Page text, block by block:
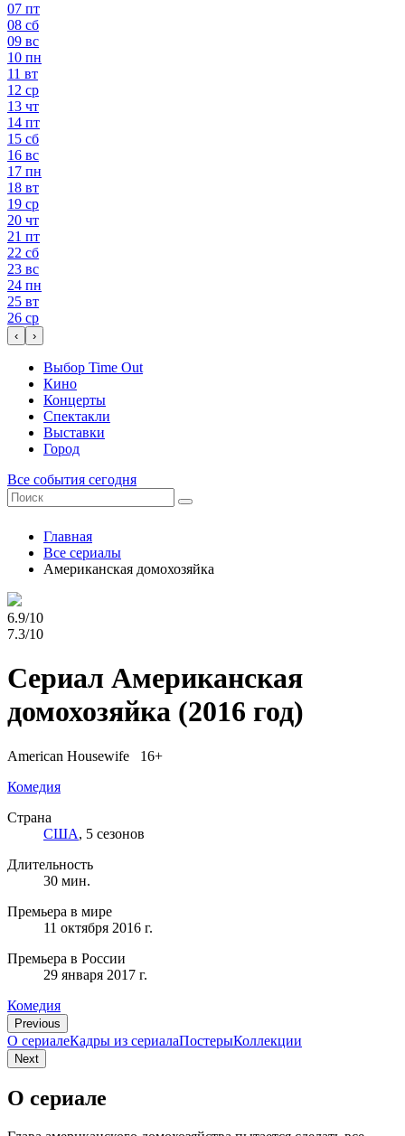
07 пт
08 сб
09 вс
10 пн
11 вт
12 ср
13 чт
14 пт
15 сб
16 вс
17 пн
18 вт
19 ср
20 чт
21 пт
22 сб
23 вс
24 пн
25 вт
26 ср
‹ ›
Выбор Time Out
Кино
Концерты
Спектакли
Выставки
Город
Все события сегодня
Главная
Все сериалы
Американская домохозяйка
6.9/10
7.3/10
Сериал Американская
домохозяйка (2016 год)
American Housewife 16+
Комедия
Страна
США, 5 сезонов
Длительность
30 мин.
Премьера в мире
11 октября 2016 г.
Премьера в России
29 января 2017 г.
Комедия
Previous
О сериалеКадры из сериалaПостерыКоллекции
Next
О сериале